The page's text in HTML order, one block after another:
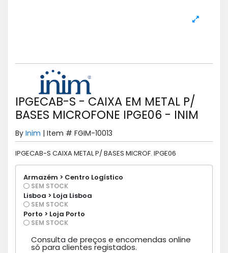
IPGECAB-S - CAIXA EM METAL P/
BASES MICROFONE IPGE06 - INIM
By Inim | Item # FGIM-10013
IPGECAB-S CAIXA METAL P/ BASES MICROF. IPGE06
Armazém > Centro Logístico
SEM STOCK
Lisboa > Loja Lisboa
SEM STOCK
Porto > Loja Porto
SEM STOCK
Consulta de preços e encomendas online
só para clientes registados.